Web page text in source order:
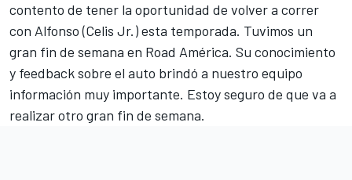
contento de tener la oportunidad de volver a correr
con Alfonso (Celis Jr.) esta temporada. Tuvimos un
gran fin de semana en Road América. Su conocimiento
y feedback sobre el auto brindó a nuestro equipo
información muy importante. Estoy seguro de que va a
realizar otro gran fin de semana.